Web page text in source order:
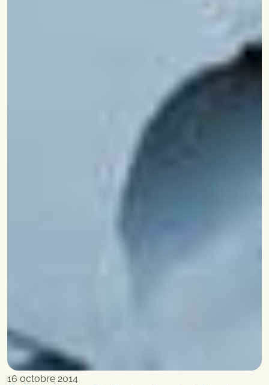
16 octobre 2014